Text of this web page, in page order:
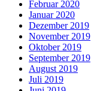
Februar 2020
Januar 2020
Dezember 2019
November 2019
Oktober 2019
September 2019
August 2019
Juli 2019